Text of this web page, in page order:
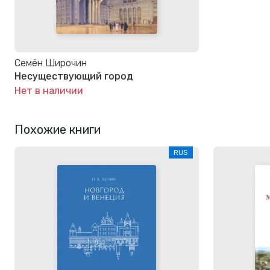
Семён Широчин
Несуществующий город
Нет в наличии
Похожие книги
RUS